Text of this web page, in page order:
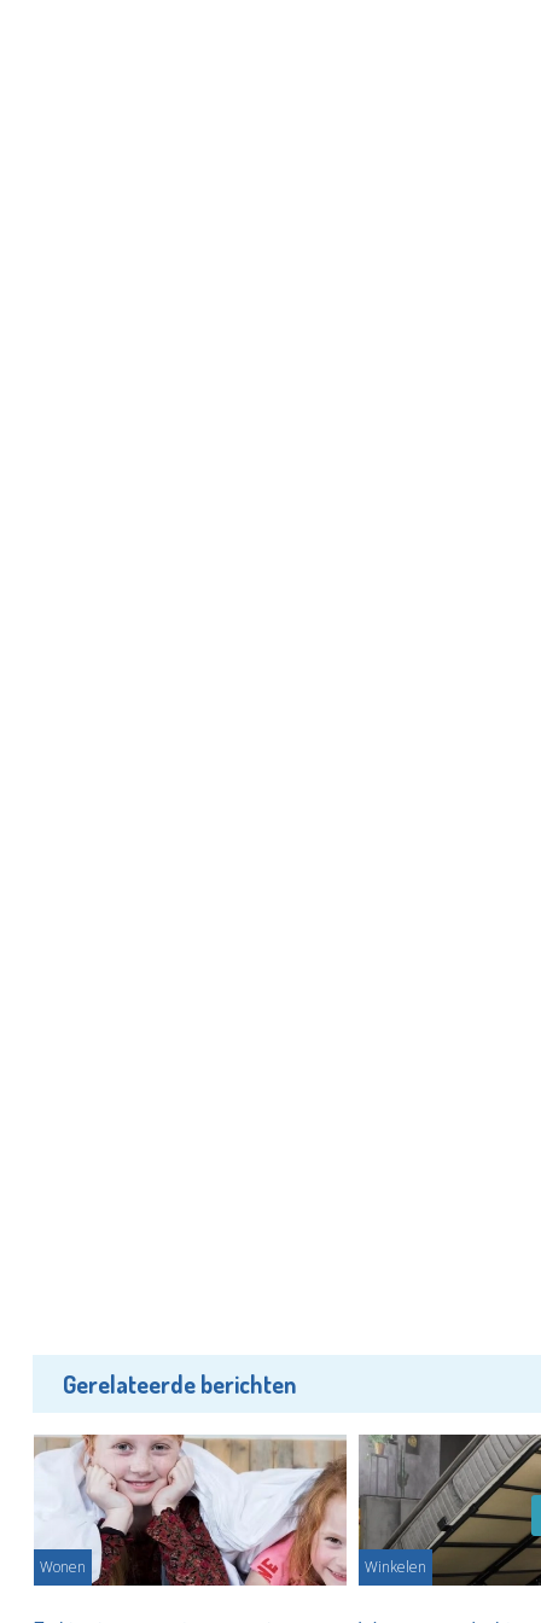
Gerelateerde berichten
Wonen Winkelen